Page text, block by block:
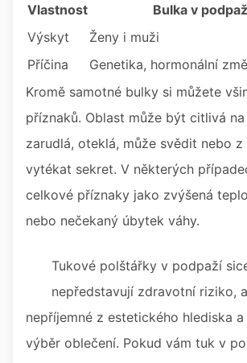
Vlastnost
Bulka v
Výskyt
Ženy i muži
Příčina
Genetika, hormonální
Kromě samotné bulky si můžete
příznaků. Oblast může být citlivá
zarudlá, oteklá, může svědit nebo
vytékat sekret. V některých
celkové příznaky jako zvýšená
nebo nečekaný úbytek váhy.
Tukové polštářky v podpaží
nepředstavují zdravotní riziko,
nepříjemné z estetického hlediska
výběr oblečení. Pokud vám tuk v